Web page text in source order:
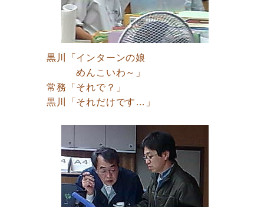
黒川「インターンの娘
めんこいわ～」
常務「それで？」
黒川「それだけです…」